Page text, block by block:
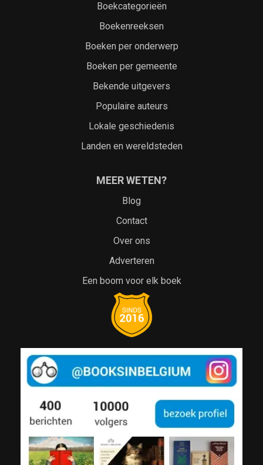
Boekcategorieën
Boekenreeksen
Boeken per onderwerp
Boeken per gemeente
Bekende uitgevers
Populaire auteurs
Lokale geschiedenis
Landen en wereldsteden
MEER WETEN?
Blog
Contact
Over ons
Adverteren
Een boom voor elk boek